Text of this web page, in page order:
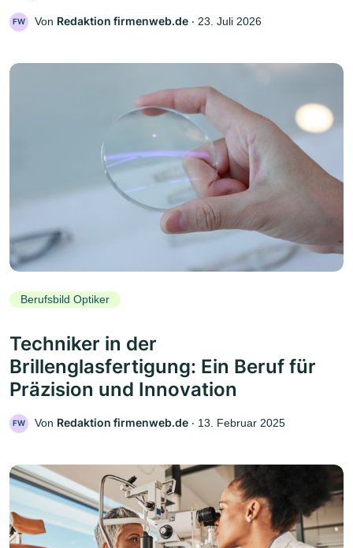
FW Von Redaktion firmenweb.de ‧ 23. Juli 2026
Berufsbild Optiker
Techniker in der
Brillenglasfertigung: Ein Beruf für
Präzision und Innovation
FW Von Redaktion firmenweb.de ‧ 13. Februar 2025